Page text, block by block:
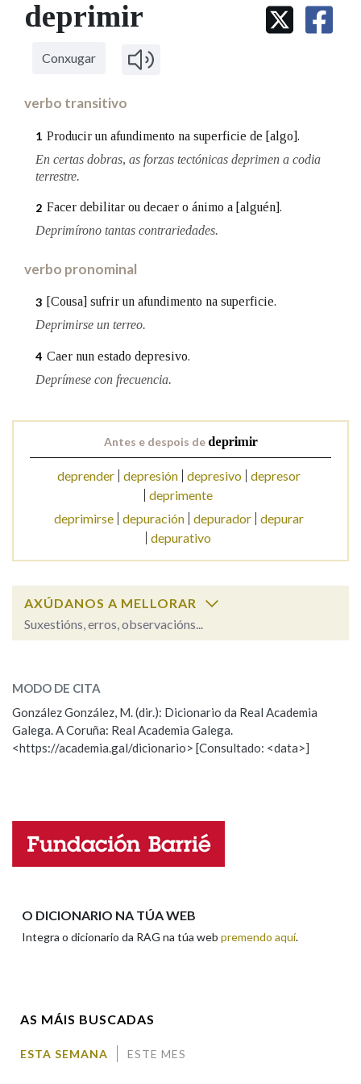
IDENTIDADE CORPORATIVA
MARCIAL DEL ADALID
FIGURAS HOMENAXEADAS
Facebook
TwitterYoutubeInstagram
Bluesky
BUSCAR NOS LEMAS
Comeza por
Contén
OUTRAS OPCIÓNS DE BUSCA
Marcas gramaticais
LIMPAR BUSCA
deprimir
Conxugar
verbo transitivo
1 Producir un afundimento na superficie de [algo].
En certas dobras, as forzas tectónicas deprimen a codia
terrestre.
2 Facer debilitar ou decaer o ánimo a [alguén].
Deprimírono tantas contrariedades.
verbo pronominal
3 [Cousa] sufrir un afundimento na superficie.
Deprimirse un terreo.
4 Caer nun estado depresivo.
Deprímese con frecuencia.
Antes e despois de deprimir
deprender depresión depresivo
depresor
deprimente
deprimirse
depuración depurador
depurar
depurativo
AXÚDANOS A MELLORAR
Suxestións, erros, observacións...
ESCOLLE UNHA OPCIÓN:
Observación Hai un erro na palabra
Propoño mellorar a definición
Nome
MODO DE CITA
González González, M. (dir.): Dicionario da Real Academia
Galega. A Coruña: Real Academia Galega.
<https://academia.gal/dicionario> [Consultado: <data>]
O DICIONARIO NA TÚA WEB
Integra o dicionario da RAG na túa web premendo aquí.
AS MÁIS BUSCADAS
ESTA SEMANA ESTE MES